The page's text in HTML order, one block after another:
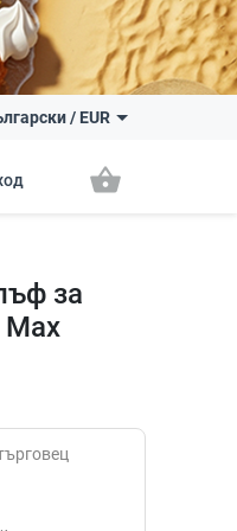
/ EUR
shopping_basket
за